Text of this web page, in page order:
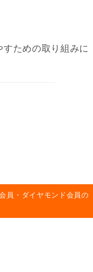
ための取り組みに
員・ダイヤモンド会員の